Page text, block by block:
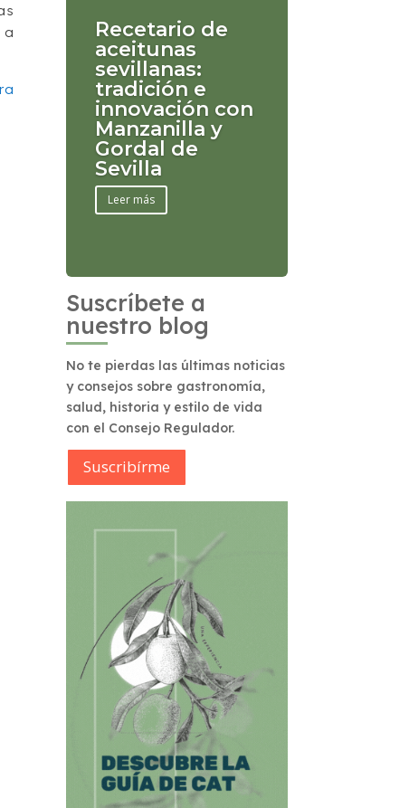
a
Recetario de
aceitunas
sevillanas:
tradición e
innovación con
Manzanilla y
Gordal de
Sevilla
Leer más
Suscríbete a
nuestro blog
No te pierdas las últimas noticias
y consejos sobre gastronomía,
salud, historia y estilo de vida
con el Consejo Regulador.
Suscribírme